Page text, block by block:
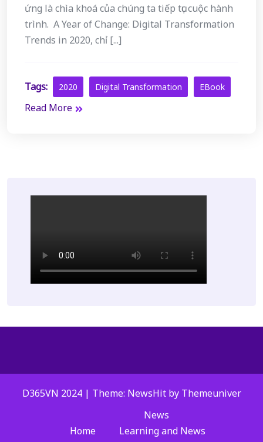
ứng là chìa khoá của chúng ta tiếp tục cuộc hành
trình. A Year of Change: Digital Transformation
Trends in 2020, chỉ [...]
Tags: 2020 Digital Transformation EBook
Read More
D365VN 2024 | Theme: NewsHit by Themeuniver
Home
News
Learning and News